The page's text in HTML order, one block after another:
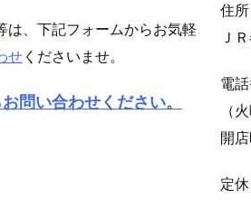
は、下記フォームからお気軽
せくださいませ。
問い合わせください。
住
Ｊ
電
（
開店
定